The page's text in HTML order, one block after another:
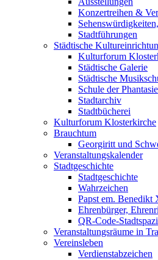
Konzertreihen &
Stadtführungen
Städtische
Kulturforum
Städtische Galerie
Städtische
Schule der Phantasie
Stadtarchiv
Stadtbücherei
Kulturforum Klosterkirche
Brauchtum
Georgiritt und
Veranstaltungskalender
Stadtgeschichte
Stadtgeschichte
Wahrzeichen
Papst em. Benedikt
Ehrenbürger,
QR-Code-
Veranstaltungsräume in
Vereinsleben
Verdienstabzeichen